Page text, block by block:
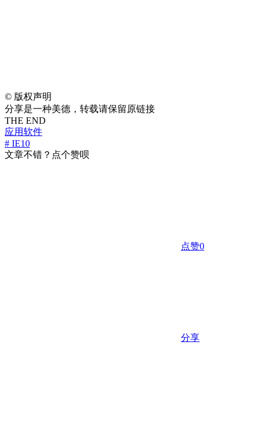
© 版权声明
分享是一种美德，转载请保留原链接
THE END
应用软件
# IE10
文章不错？点个赞呗
点赞0
分享